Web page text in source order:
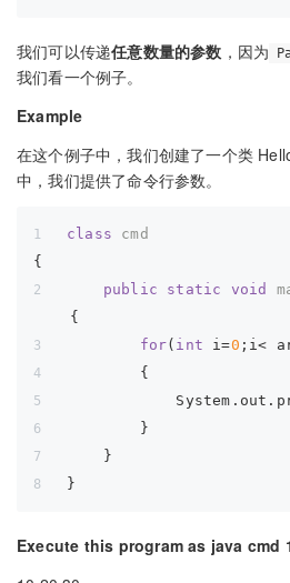
我们可以传递任意数量的参数 ，因为
我们看一个例子。
Example
在这个例子中，我们创建了一个类
中，我们提供了命令行参数。
class
cmd
{
public
static void
{
for( int i=0 ;i<
        {
        }
    }
}
Execute this program as java cmd